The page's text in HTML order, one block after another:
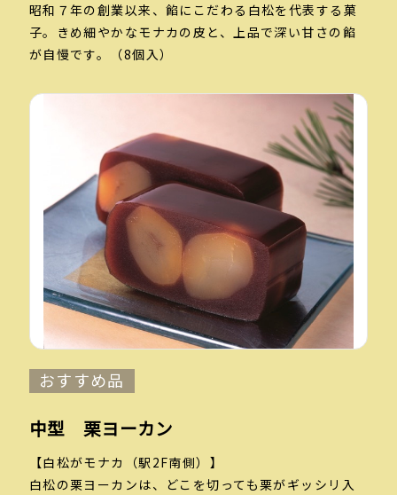
昭和７年の創業以来、餡にこだわる白松を代表する菓
子。きめ細やかなモナカの皮と、上品で深い甘さの餡
が自慢です。（8個入）
おすすめ品
中型 栗ヨーカン
【白松がモナカ（駅2F南側）】
白松の栗ヨーカンは、どこを切っても栗がギッシリ入